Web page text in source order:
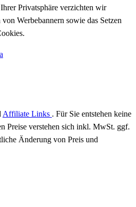
Privatsphäre verzichten wir
Werbebannern sowie das Setzen
.
Affiliate Links . Für Sie entstehen keine
Preise verstehen sich inkl. MwSt. ggf.
Änderung von Preis und